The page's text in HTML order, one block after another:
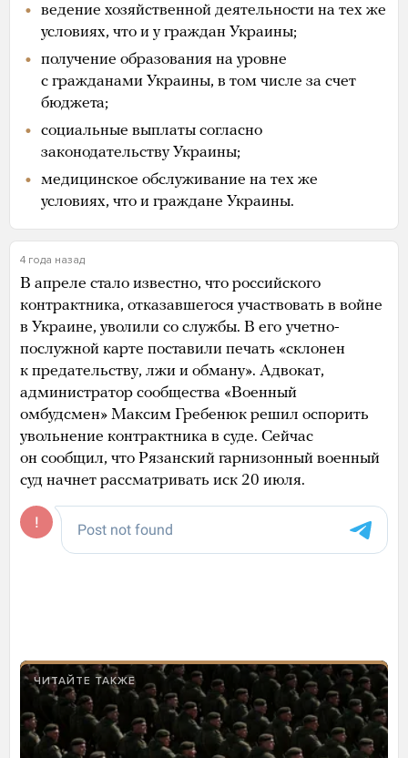
ведение хозяйственной деятельности на тех же
условиях, что и у граждан Украины;
получение образования на уровне
с гражданами Украины, в том числе за счет
бюджета;
социальные выплаты согласно
законодательству Украины;
медицинское обслуживание на тех же
условиях, что и граждане Украины.
4 года назад
В апреле стало известно, что российского
контрактника, отказавшегося участвовать в войне
в Украине, уволили со службы. В его учетно-
послужной карте поставили печать «склонен
к предательству, лжи и обману». Адвокат,
администратор сообщества «Военный
омбудсмен» Максим Гребенюк решил оспорить
увольнение контрактника в суде. Сейчас
он сообщил, что Рязанский гарнизонный военный
суд начнет рассматривать иск 20 июля.
ЧИТАЙТЕ ТАКЖЕ